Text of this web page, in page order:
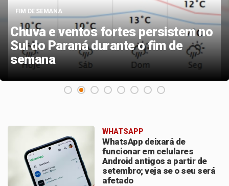
FIM DE SEMANA
Chuva e ventos fortes persistem no
Sul do Paraná durante o fim de
semana
WHATSAPP
WhatsApp deixará de
funcionar em celulares
Android antigos a partir de
setembro; veja se o seu será
afetado